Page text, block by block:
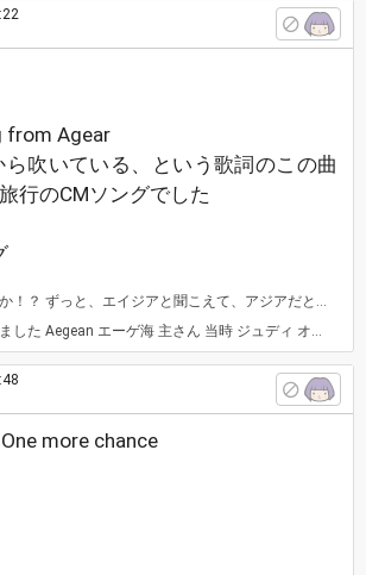
from Agear
吹いている、という歌詞のこの曲
行のCMソングでした
アと聞こえて、アジアだと思ってました！ うーん、新たな発見が多いなぁ。 ホリディ イン アカプルコ 松任谷由実
オングが番組で、Aegean エーゲ海と Agia アジア ２つは発音は同じ（エーゲ海は n 入ってますが）と話していたので 主さんが思っていたのは間違いではないです カナダからの手紙 平岡まさあき 畑中葉子
more chance